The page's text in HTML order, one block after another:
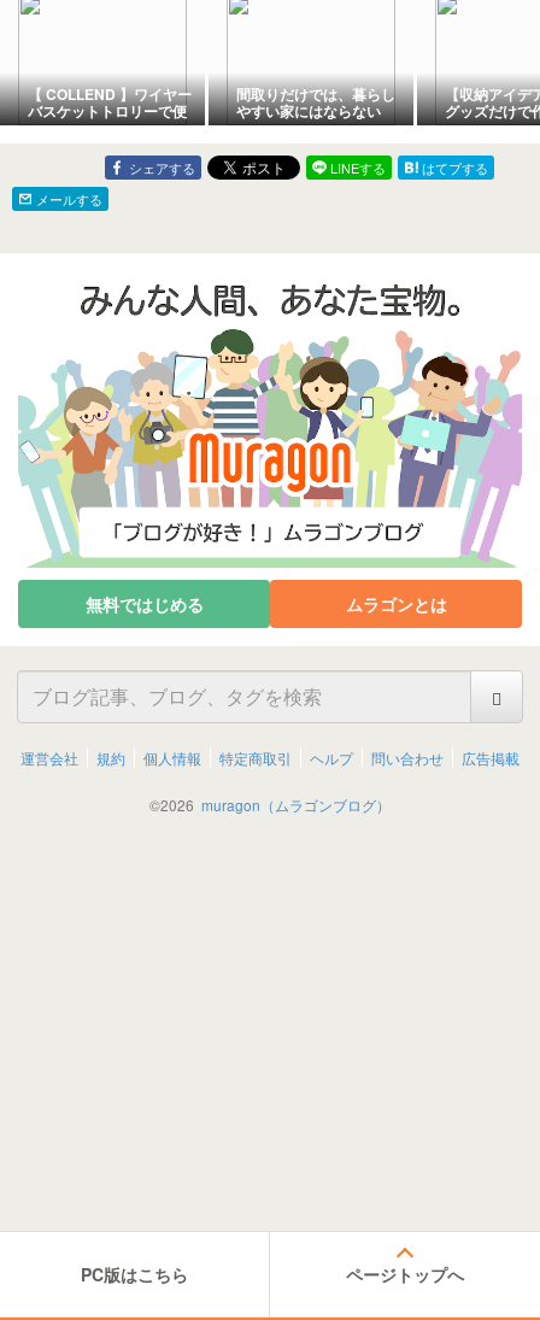
【 COLLEND 】ワイヤー
バスケットトロリーで便
利な見せる収納【耐荷重
10kg】
間取りだけでは、暮らし
やすい家にはならない
【収納アイデ
グッズだけで
収納』壁掛け
収納が便利で
シェアする LINEする
はてブする
メールする
無料ではじめる ムラゴンとは
運営会社 規約 個人情報 特定商取引 ヘルプ 問い合わせ 広告掲載
©2026 muragon（ムラゴンブログ）
PC版はこちら ページトップへ